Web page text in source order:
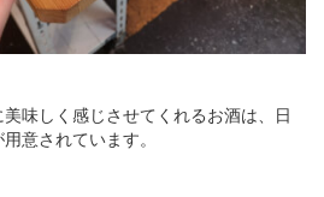
味しく感じさせてくれるお酒は、日
意されています。